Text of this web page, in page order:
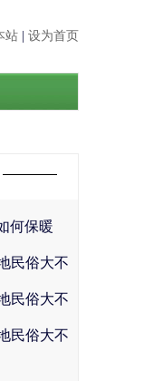
站 设为首页
何保暖
民俗大不
民俗大不
民俗大不